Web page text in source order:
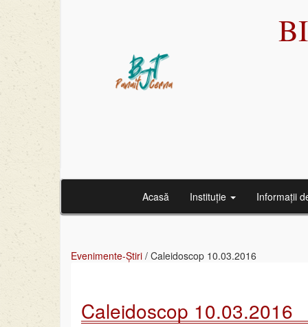
Acasă Instituție Informații
Evenimente-Știri / Caleidoscop 10.03.2016
Caleidoscop 10.03.2016